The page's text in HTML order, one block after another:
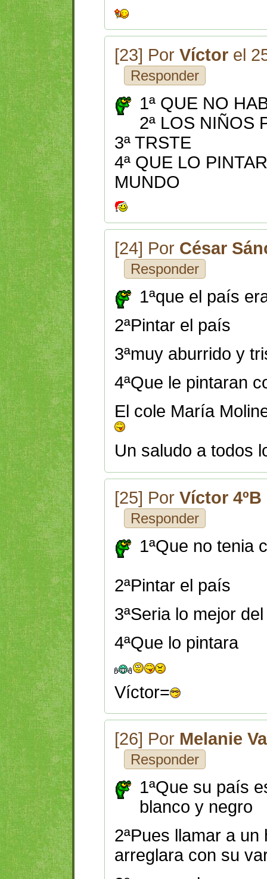
[23] Por Víctor el
Responder
1ª QUE NO
2ª LOS NIÑOS
3ª TRSTE
4ª QUE LO
MUNDO
[24] Por César
Responder
1ªque el país
2ªPintar el país
3ªmuy aburrido y
4ªQue le pintaran
El cole María
Un saludo a todos
[25] Por Víctor 4ºB
Responder
1ªQue no tenia
2ªPintar el país
3ªSeria lo mejor
4ªQue lo pintara
Víctor=
[26] Por Melanie
Responder
1ªQue su país
blanco y negro
2ªPues llamar a
arreglara con su